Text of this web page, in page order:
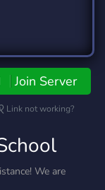
Join Server
Link not working?
We are